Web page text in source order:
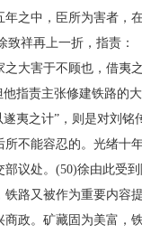
之中，臣所为害者，
致祥再上一折，指责：
大害于不顾也，借夷
指责主张修建铁路的
夷之计”，则是对刘
不能容忍的。光绪十
议处。 (50)徐由此受
路又被作为重要内容
政。矿藏固为美富，